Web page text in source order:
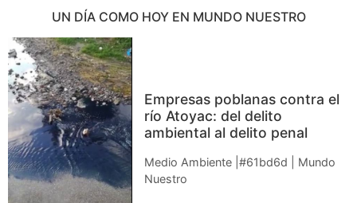
UN DÍA COMO HOY EN MUNDO NUESTRO
Empresas poblanas contra el
río Atoyac: del delito
ambiental al delito penal
Medio Ambiente |#61bd6d | Mundo
Nuestro